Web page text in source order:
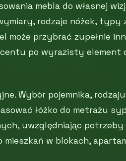
mebla do własnej
rodzaje nóżek, typy
może przybrać zupełnie
po wyrazisty element
Wybór pojemnika,
łóżko do metrażu
uwzględniając
w blokach,